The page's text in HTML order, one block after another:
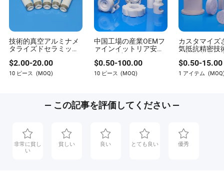
技術的真空アルミナメ
タライズドセラミック
スによる電力フィード
スルー
$2.00-20.00
10 ピース (MOQ)
中国工場の産業OEMフ
ァインイットリア安定
化Ysz精密カスタム
CNC加工技術ホワイト
ジルコニウム酸化物部
品 Zro2 ジルコニアセラ
$0.50-100.00
10 ピース (MOQ)
カスタマイズ
気抵抗精密技
ナ部品産業用
Al2O3アルミ
ック
$0.50-15.00
1 アイテム
— この記事を評価してください —
非常に貧し
い
貧しい 良い とても良い 優秀